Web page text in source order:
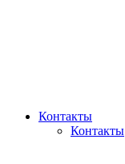
Контакты
Контакты